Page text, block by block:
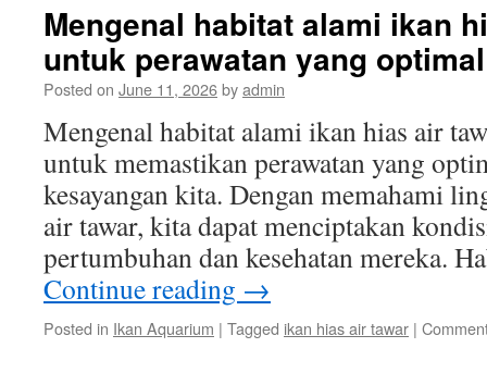
Ikan
Platy
dalam
Mengenal habitat alami ikan
untuk perawatan yang optimal
Posted on June 11, 2026byadmin
Mengenal habitat alami ikan hias air
untuk memastikan perawatan yang
kesayangan kita. Dengan memahami
air tawar, kita dapat menciptakan
pertumbuhan dan kesehatan mereka.
Continue reading →
Posted in Ikan Aquarium | Tagged ikan hias air tawar |